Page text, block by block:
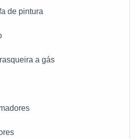
de pintura
a gás